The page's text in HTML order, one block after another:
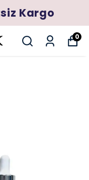
Kargo
0